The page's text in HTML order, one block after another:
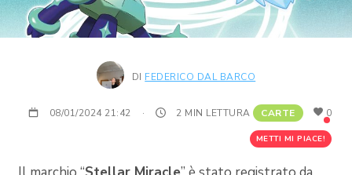
DI FEDERICO DAL BARCO
08/01/2024 21:42 · 2 MIN LETTURA CARTE
METTI MI PIACE!
0